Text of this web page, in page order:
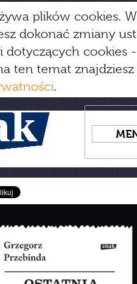
plików cookies.
dokonać zmiany
dotyczących cookies
ten temat
.